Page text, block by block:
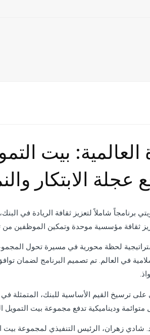
العالمية: بيت
الابتكار
برنامجاً شاملاً لتعزيز ثقافة الريادة في
ثقافة مؤسسية موحدة وتمكين الموظفين
لحظة محورية في مسيرة تحول
في العالم. تم تصميم البرنامج لضمان
على ترسيخ القيم الأساسية للبنك، المتمثلة في
متوائمة وديناميكية تدفع مجموعة بيت التمويل
شادي زهران، الرئيس التنفيذي لمجموعة بيت